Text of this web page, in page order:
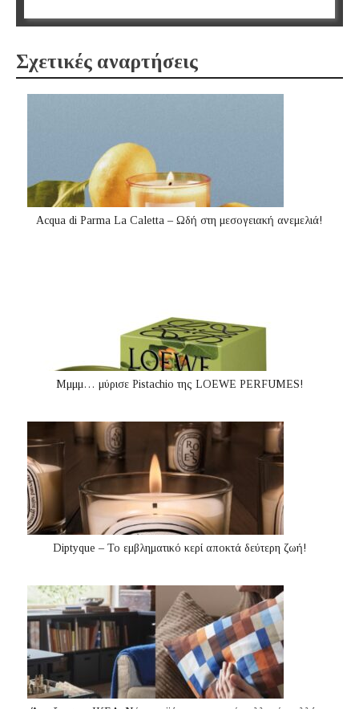
Σχετικές αναρτήσεις
Acqua di Parma La Caletta – Ωδή στη μεσογειακή ανεμελιά!
Μμμμ… μύρισε Pistachio της LOEWE PERFUMES!
Diptyque – Το εμβληματικό κερί αποκτά δεύτερη ζωή!